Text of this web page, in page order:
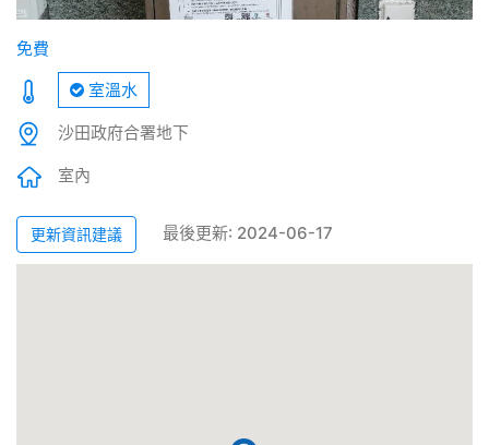
免費
室溫水
沙田政府合署地下
室內
更新資訊建議 最後更新: 2024-06-17